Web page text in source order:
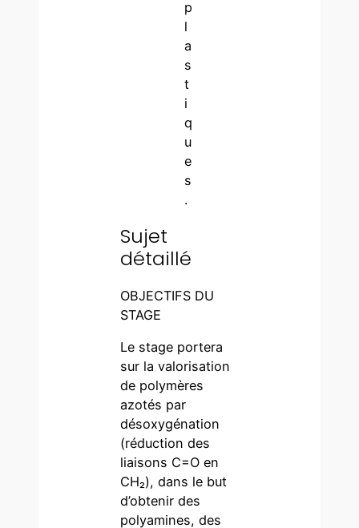
p
l
a
s
t
i
q
u
e
s
.
Sujet
détaillé
OBJECTIFS DU
STAGE
Le stage portera
sur la valorisation
de polymères
azotés par
désoxygénation
(réduction des
liaisons C=O en
CH₂), dans le but
d’obtenir des
polyamines, des